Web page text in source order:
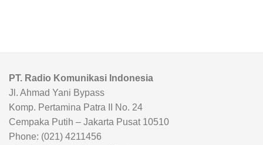
PT. Radio Komunikasi Indonesia
Jl. Ahmad Yani Bypass
Komp. Pertamina Patra II No. 24
Cempaka Putih – Jakarta Pusat 10510
Phone: (021) 4211456